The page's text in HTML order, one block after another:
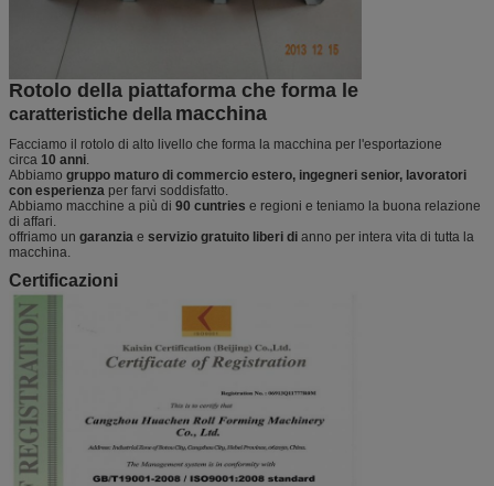
Rotolo della piattaforma che forma le
caratteristiche della macchina
Facciamo il rotolo di alto livello che forma la macchina per l'esportazione
circa 10 anni.
Abbiamo gruppo maturo di commercio estero, ingegneri senior, lavoratori
con esperienza per farvi soddisfatto.
Abbiamo macchine a più di 90 cuntries e regioni e teniamo la buona relazione
di affari.
offriamo un garanzia e servizio gratuito liberi di anno per intera vita di tutta la
macchina.
Certificazioni